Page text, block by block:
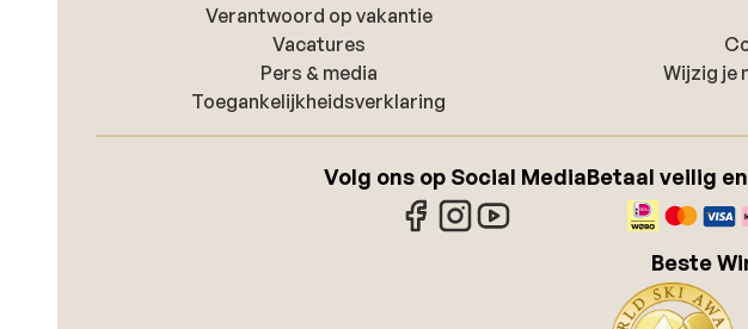
Verantwoord op vakantie
Vacatures
Pers & media
Toegankelijkheidsverklaring
Wijzig je
Volg ons op Social MediaBetaal veilig
Beste